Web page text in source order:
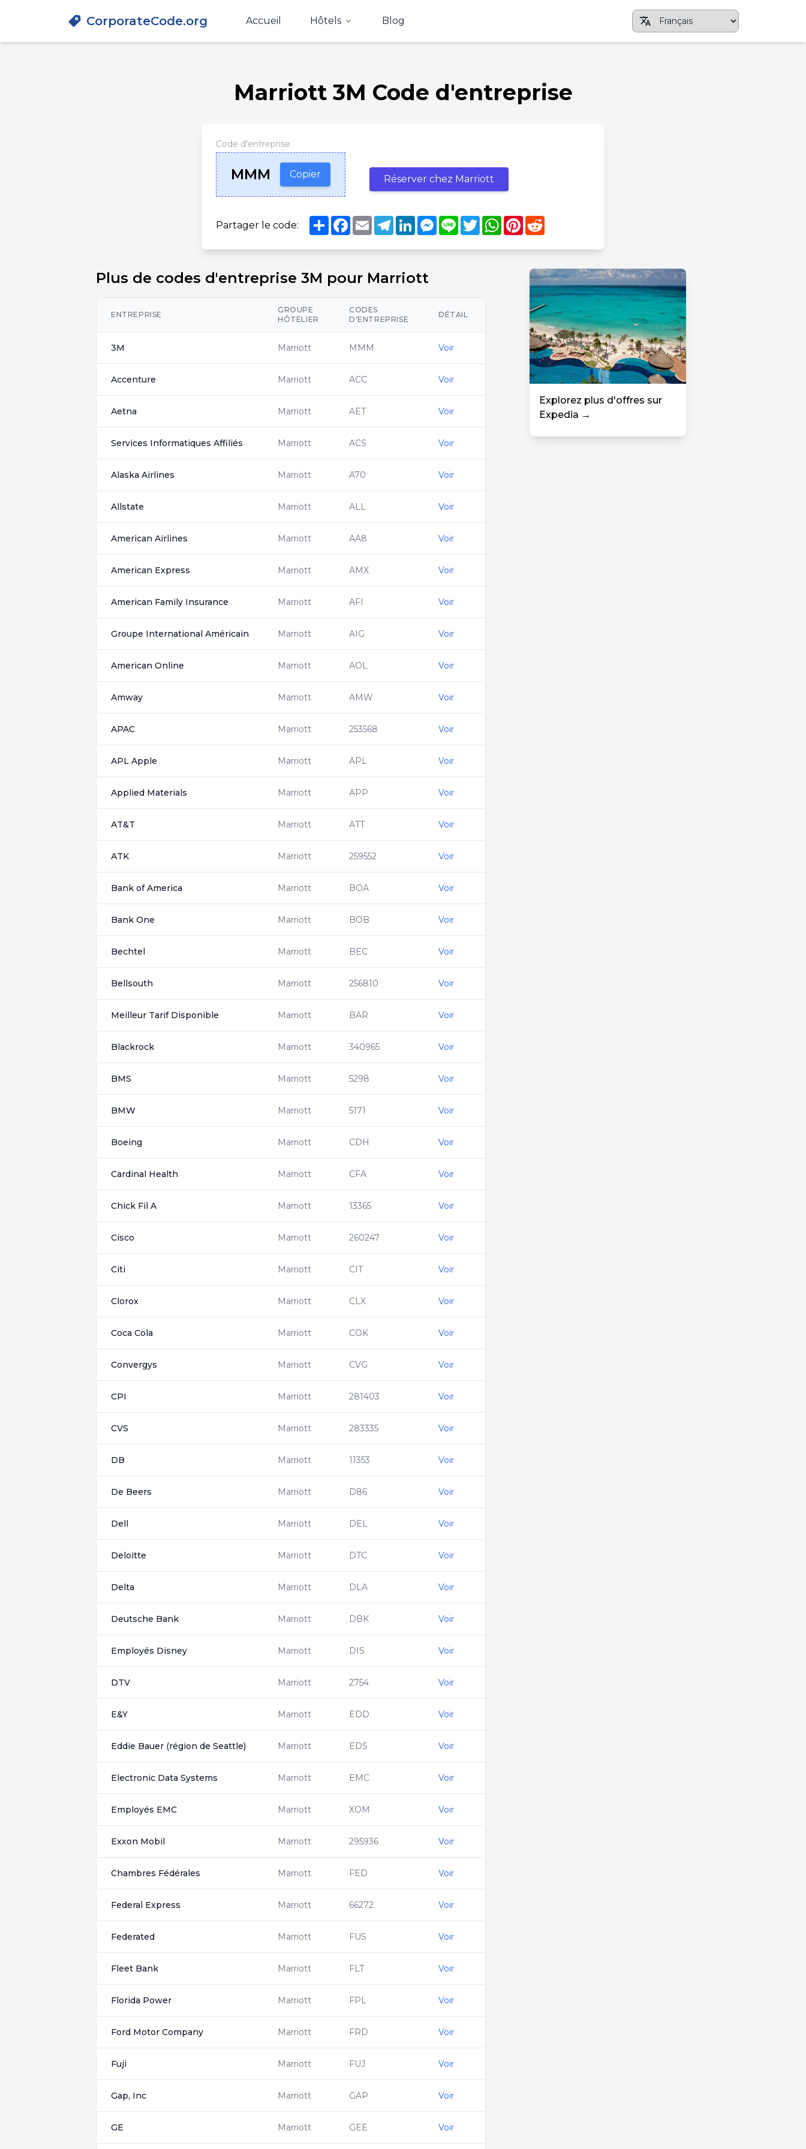
CorporateCode.org Accueil Hôtels Blog
Marriott 3M Code d'entreprise
Code d'entreprise
MMM Copier Réserver chez Marriott
Partager le code: ShareFacebook
EmailTelegram
LinkedInMessenger
Line TwitterWhatsApp
Pinterest
Plus de codes d'entreprise 3M pour Marriott
ENTREPRISE
GROUPE
HÔTELIER
CODES
D'ENTREPRISE
DÉTAIL
3M Marriott MMM Voir
Accenture Marriott ACC Voir
Aetna Marriott AET Voir
Services Informatiques Affiliés Marriott ACS Voir
Alaska Airlines Marriott A70 Voir
Allstate Marriott ALL Voir
American Airlines Marriott AA8 Voir
American Express Marriott AMX Voir
American Family Insurance Marriott AFI Voir
Groupe International Américain Marriott AIG Voir
American Online Marriott AOL Voir
Amway Marriott AMW Voir
APAC Marriott 253568 Voir
APL Apple Marriott APL Voir
Applied Materials Marriott APP Voir
AT&T Marriott ATT Voir
ATK Marriott 259552 Voir
Bank of America Marriott BOA Voir
Bank One Marriott BOB Voir
Bechtel Marriott BEC Voir
Bellsouth Marriott 256810 Voir
Meilleur Tarif Disponible Marriott BAR Voir
Blackrock Marriott 340965 Voir
BMS Marriott 5298 Voir
BMW Marriott 5171 Voir
Boeing Marriott CDH Voir
Cardinal Health Marriott CFA Voir
Chick Fil A Marriott 13365 Voir
Cisco Marriott 260247 Voir
Citi Marriott CIT Voir
Clorox Marriott CLX Voir
Coca Cola Marriott COK Voir
Convergys Marriott CVG Voir
CPI Marriott 281403 Voir
CVS Marriott 283335 Voir
DB Marriott 11353 Voir
De Beers Marriott D86 Voir
Dell Marriott DEL Voir
Deloitte Marriott DTC Voir
Delta Marriott DLA Voir
Deutsche Bank Marriott DBK Voir
Employés Disney Marriott DIS Voir
DTV Marriott 2754 Voir
E&Y Marriott EDD Voir
Eddie Bauer (région de Seattle) Marriott EDS Voir
Electronic Data Systems Marriott EMC Voir
Employés EMC Marriott XOM Voir
Exxon Mobil Marriott 295936 Voir
Chambres Fédérales Marriott FED Voir
Federal Express Marriott 66272 Voir
Federated Marriott FUS Voir
Fleet Bank Marriott FLT Voir
Florida Power Marriott FPL Voir
Ford Motor Company Marriott FRD Voir
Fuji Marriott FUJ Voir
Gap, Inc Marriott GAP Voir
GE Marriott GEE Voir
Explorez plus d'offres sur
Expedia →